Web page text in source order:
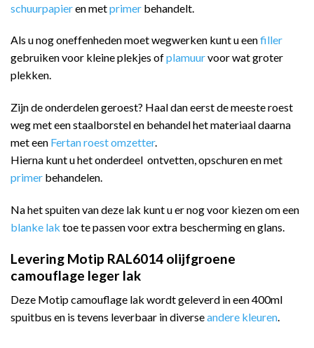
schuurpapieren metprimer behandelt.
Als u nog oneffenheden moet wegwerken kunt u eenfiller
gebruiken voor kleine plekjes ofplamuurvoor wat groter
plekken.
Zijn de onderdelen geroest? Haal dan eerst de meeste roest
weg met een staalborstel en behandel het materiaal daarna
met een Fertan roest omzetter.
Hierna kunt u het onderdeel ontvetten, opschuren en met
primer behandelen.
Na het spuiten van deze lak kunt u er nog voor kiezen om een
blanke lak toe te passen voor extra bescherming en glans.
Levering Motip RAL6014 olijfgroene
camouflage leger lak
Deze Motip camouflage lak wordt geleverd in een 400ml
spuitbus en is tevens leverbaar in diverseandere kleuren.